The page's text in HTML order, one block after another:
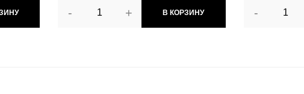
- + В КОРЗИНУ -